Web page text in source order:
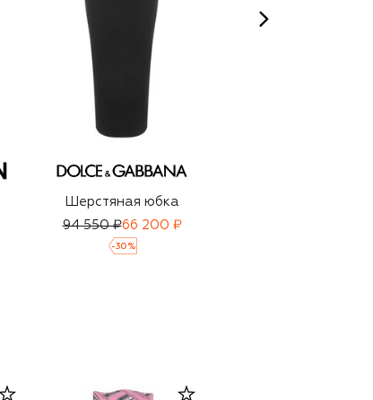
Шерстяная юбка
94 550 ₽66 200 ₽
-30 %